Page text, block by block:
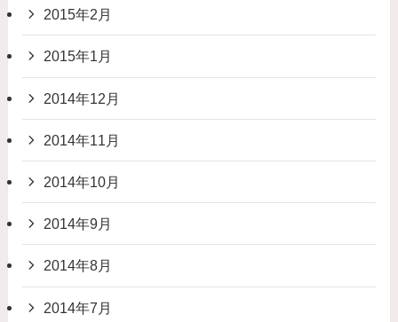
2015年2月
2015年1月
2014年12月
2014年11月
2014年10月
2014年9月
2014年8月
2014年7月